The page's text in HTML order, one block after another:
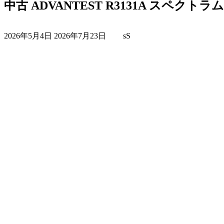
中古 ADVANTEST R3131A スペクトラ
2026年5月4日 終
2026年7月23日 sS